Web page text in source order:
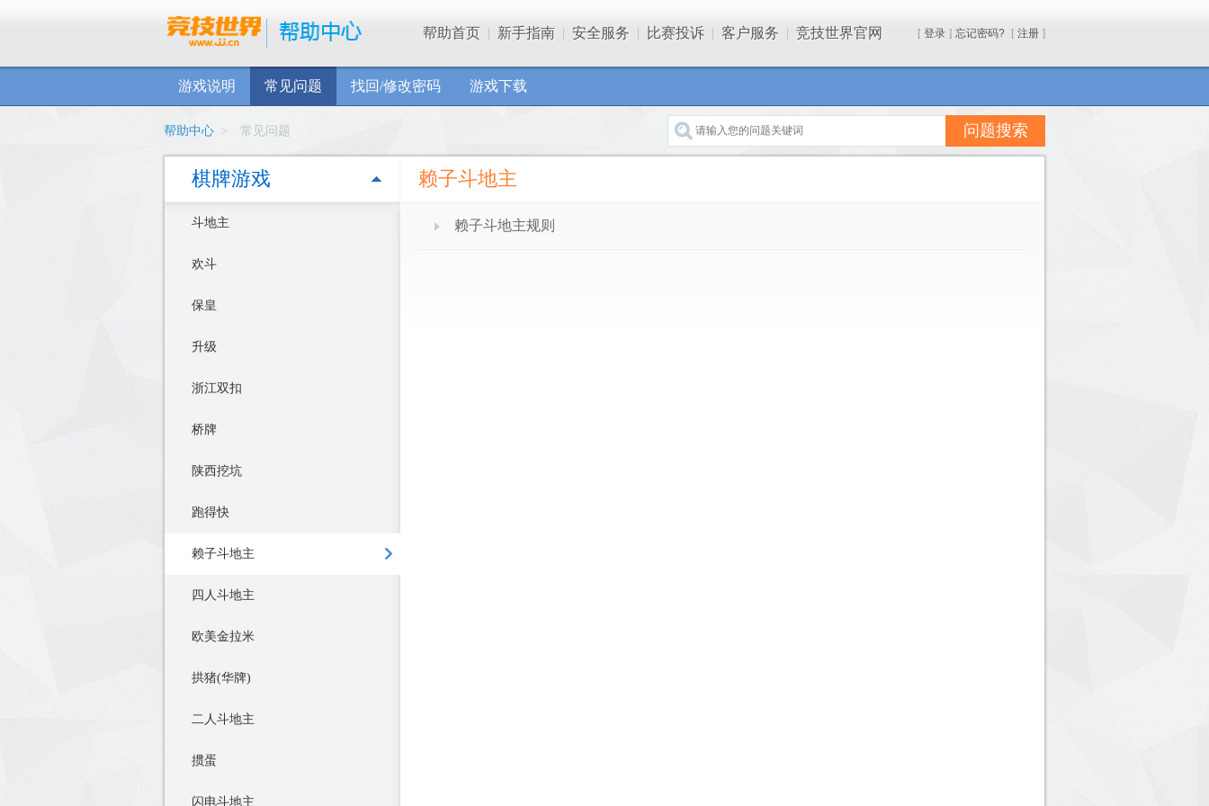
帮助首页 | 新手指南 | 安全服务 | 比赛投诉 | 客户服务 | 竞技世界官网 [ 登录 ] 忘记密码? [ 注册 ]
游戏说明 常见问题 找回/修改密码 游戏下载
帮助中心 > 常见问题 问题搜索
棋牌游戏
斗地主
欢斗
保皇
升级
浙江双扣
桥牌
陕西挖坑
跑得快
赖子斗地主
四人斗地主
欧美金拉米
拱猪(华牌)
二人斗地主
掼蛋
闪电斗地主
赖子斗地主
赖子斗地主规则